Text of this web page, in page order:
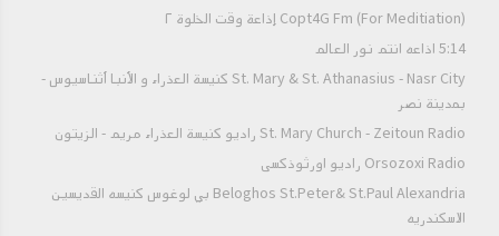
Copt4G Fm (For Meditiation) إذاعة وقت الخلوة ٢
5:14 اذاعه انتم نور العالم
St. Mary & St. Athanasius - Nasr City كنيسة العذراء و الأنبا أثناسيوس -
بمدينة نصر
St. Mary Church - Zeitoun Radio راديو كنيسة العذراء مريم - الزيتون
Orsozoxi Radio راديو اورثوذكسى
Beloghos St.Peter& St.Paul Alexandria بي لوغوس كنيسه القديسين
الاسكندريه